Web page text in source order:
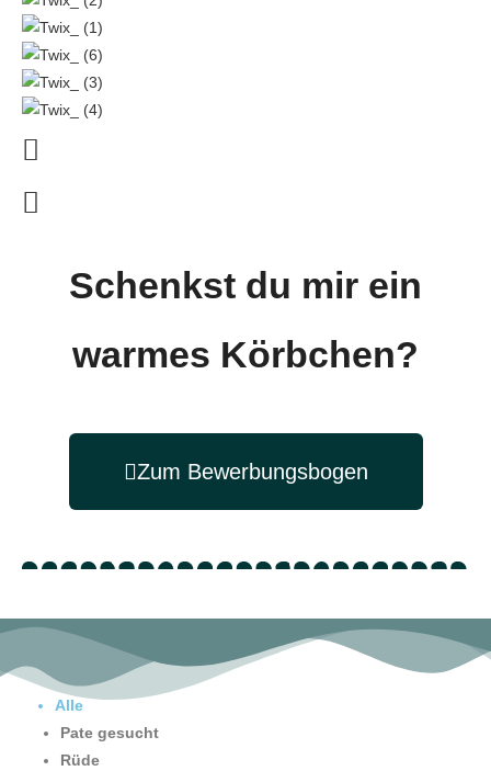
Schenkst du mir ein
warmes Körbchen?
Zum Bewerbungsbogen
Alle
Pate gesucht
Rüde